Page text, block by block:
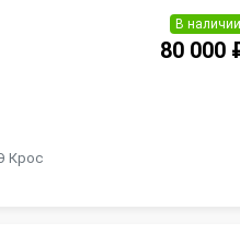
Крос
В наличии
80 000